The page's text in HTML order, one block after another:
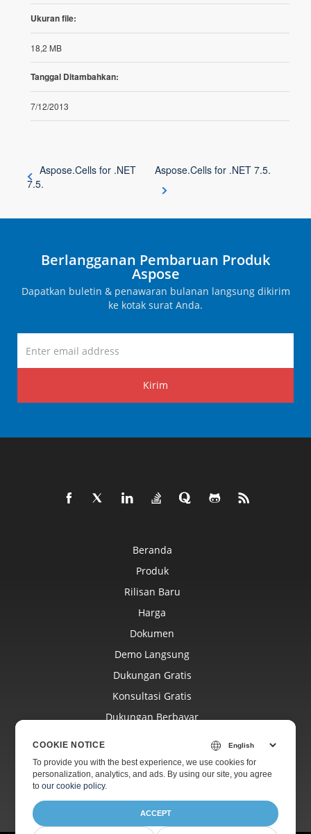
Ukuran file:
18,2 MB
Tanggal Ditambahkan:
7/12/2013
Aspose.Cells for .NET
7.5.
Aspose.Cells for .NET 7.5.
Berlangganan Pembaruan Produk
Aspose
Dapatkan buletin & penawaran bulanan langsung dikirim
ke kotak surat Anda.
Kirim
Beranda
Produk
Rilisan Baru
Harga
Dokumen
Demo Langsung
Dukungan Gratis
Konsultasi Gratis
Dukungan Berbayar
Situs Web
Tentang
COOKIE NOTICE
To provide you with the best experience, we use cookies for
personalization, analytics, and ads. By using our site, you agree
toour cookie policy.
ACCEPT